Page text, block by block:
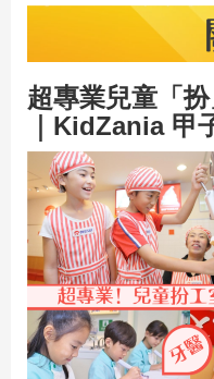
超專業兒童「
｜KidZania 甲